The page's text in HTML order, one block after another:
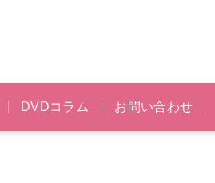
DVDコラム お問い合わせ